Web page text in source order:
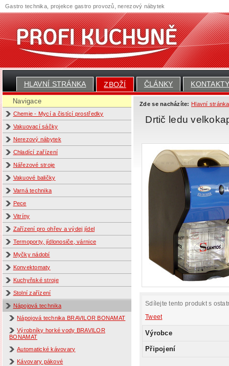
HLAVNÍ STRÁNKA ZBOŽÍ ČLÁNKY
Navigace
Chemie - Mycí a čistící prostředky
Vakuovací sáčky
Nerezový nábytek
Chladící zařízení
Nářezové stroje
Vakuové baličky
Varná technika
Pece
Vitríny
Zařízení pro ohřev a výdej jídel
Termoporty, jídlonosiče, várnice
Myčky nádobí
Konvektomaty
Kuchyňské stroje
Stolní zařízení
Nápojová technika
Nápojová technika BRAVILOR BONAMAT
Výrobníky horké vody BRAVILOR
BONAMAT
Automatické kávovary
Kávovary pákové
Zde se nacházíte: Hlavní stránka
Drtič ledu
Sdílejte tento produkt s
Tweet
Výrobce
Připojení
Gastro technika, projekce gastro provozů, nerezový nábytek